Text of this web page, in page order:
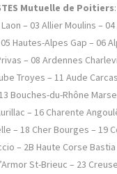
Mutuelle de Poitiers
– 03 Allier Moulins –
Hautes-Alpes Gap – 06
– 08 Ardennes
Troyes – 11 Aude
Bouches-du-Rhône
– 16 Charente
– 18 Cher Bourges – 19
– 2B Haute Corse
St-Brieuc – 23